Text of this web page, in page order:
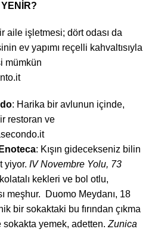
aile işletmesi; dört odası da
ev yapımı reçelli kahvaltısıyla
mümkün
: Harika bir avlunun içinde,
restoran ve
: Kışın gidecekseniz bilin
yiyor. IV Novembre Yolu, 73
kekleri ve bol otlu,
meşhur. Duomo Meydanı, 18
bir sokaktaki bu fırından çıkma
sokakta yemek, adetten. Zunica